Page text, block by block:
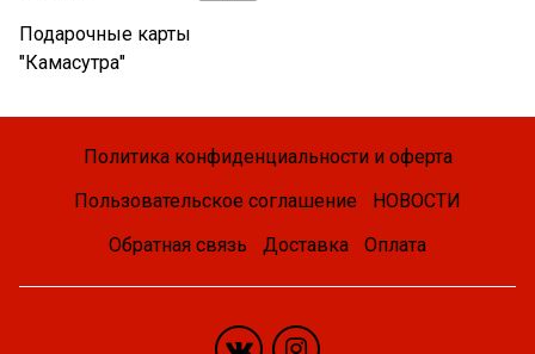
Подарочные карты
"Камасутра"
Политика конфиденциальности и оферта
Пользовательское соглашение
НОВОСТИ
Обратная связь
Доставка Оплата